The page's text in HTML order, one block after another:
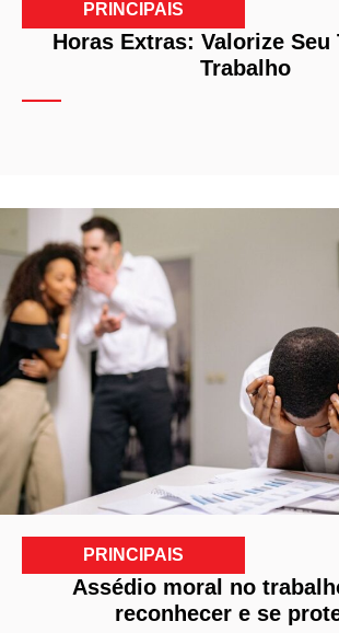
PRINCIPAIS
Horas Extras: Valorize Seu
Trabalho
PRINCIPAIS
Assédio moral no
reconhecer e se